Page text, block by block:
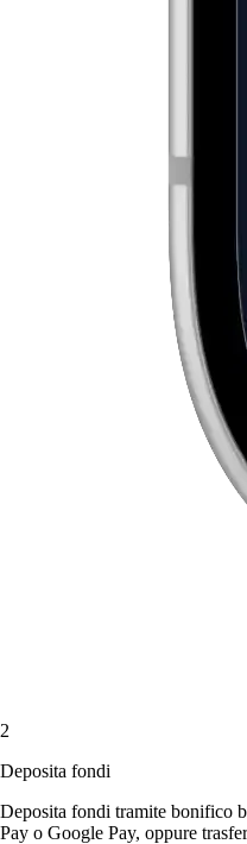
2
Deposita fondi
Deposita fondi tramite bonifico
Pay o Google Pay, oppure